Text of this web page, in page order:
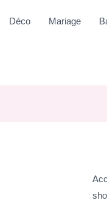
Déco Mariage